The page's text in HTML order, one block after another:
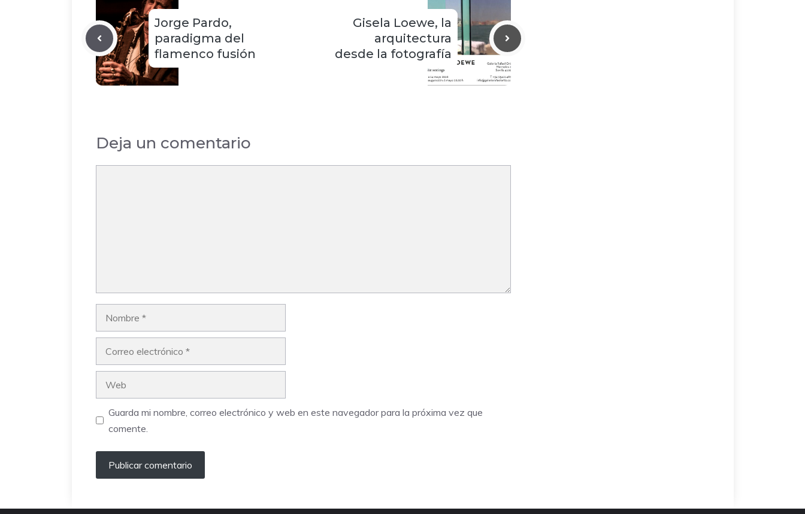
Jorge Pardo,
paradigma del
flamenco fusión
Gisela Loewe, la
arquitectura
desde la fotografía
Deja un comentario
Guarda mi nombre, correo electrónico y web en este navegador para la próxima vez que
comente.